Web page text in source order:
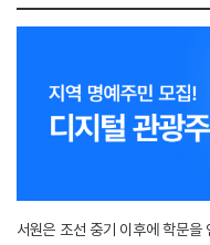
서원은 조선 중기 이후에 학문을